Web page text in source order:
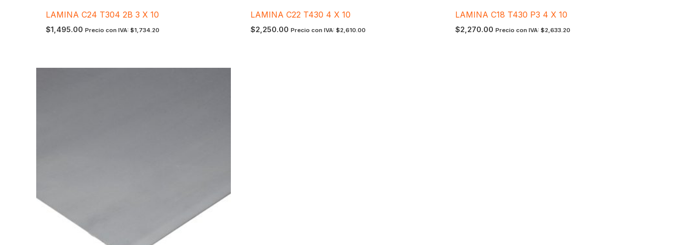
LAMINA C24 T304 2B 3 X 10
$1,495.00 Precio con IVA:$1,734.20
LAMINA C22 T430 4 X 10
$2,250.00 Precio con IVA: $2,610.00
LAMINA C18 T430 P3 4 X 10
$2,270.00 Precio con IVA: $2,633.20